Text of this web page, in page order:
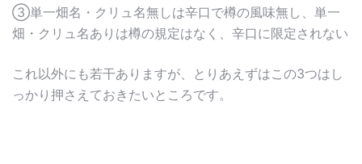
③単一畑名・クリュ名無しは辛口で樽の風味無し、単一
畑・クリュ名ありは樽の規定はなく、辛口に限定されない
これ以外にも若干ありますが、とりあえずはこの3つはし
っかり押さえておきたいところです。